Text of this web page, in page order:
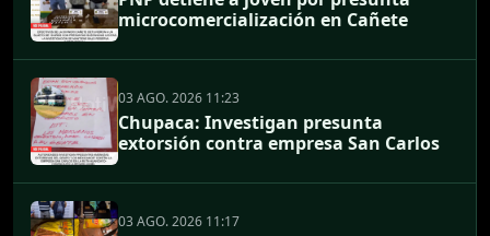
microcomercialización en Cañete
03 AGO. 2026 11:23
Chupaca: Investigan presunta
extorsión contra empresa San Carlos
03 AGO. 2026 11:17